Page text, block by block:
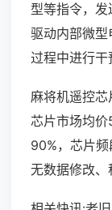
型等指令，
驱动内部微
过程中进行干
麻将机遥控
芯片市场均
90%，芯片频
无数据修改、